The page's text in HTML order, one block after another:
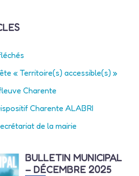
« Territoire(s) accessible(s) »
Charente
Charente ALABRI
de la mairie
BULLETIN MUNICIPAL
– DÉCEMBRE 2025